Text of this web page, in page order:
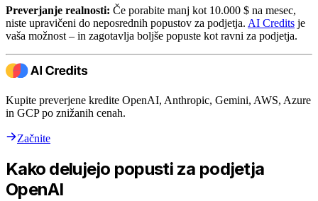
Preverjanje realnosti: Če porabite manj kot 10.000 $ na mesec,
niste upravičeni do neposrednih popustov za podjetja. AI Credits je
vaša možnost – in zagotavlja boljše popuste kot ravni za podjetja.
Kupite preverjene kredite OpenAI, Anthropic, Gemini, AWS, Azure
in GCP po znižanih cenah.
Začnite
Kako delujejo popusti za podjetja
OpenAI